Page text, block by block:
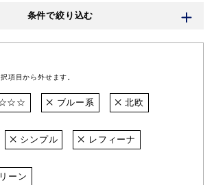
条件で絞り込む
項目から外せます。
ブルー系 北欧
シンプル レフィーナ
ーン